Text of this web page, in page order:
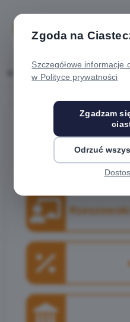
Zgoda na
Szczegółowe informacje
w Polityce prywatności
Zgadzam
Odrzuć